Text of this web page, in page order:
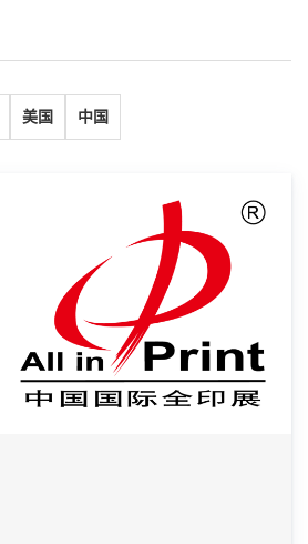
美国 中国